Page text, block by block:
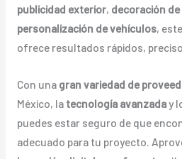
publicidad exterior, decoración
personalización de vehículos,
ofrece resultados rápidos,
Con una gran variedad de
México, la tecnología avanzaday
puedes estar seguro de que
adecuado para tu proyecto.